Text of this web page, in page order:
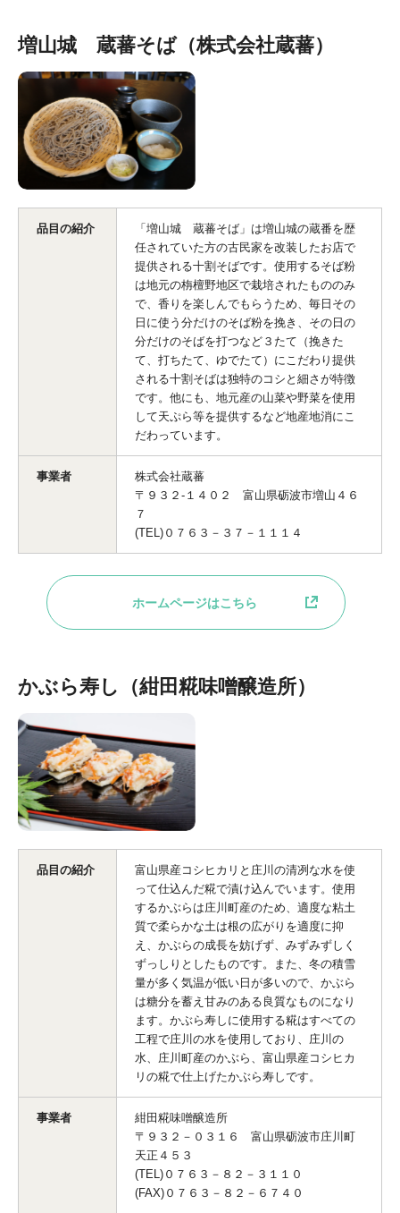
増山城 蔵蕃そば（株式会社蔵蕃）
品目の紹介
「増山城 蔵蕃そば」は増山城の蔵番を歴
任されていた方の古民家を改装したお店で
提供される十割そばです。使用するそば粉
は地元の栴檀野地区で栽培されたもののみ
で、香りを楽しんでもらうため、毎日その
日に使う分だけのそば粉を挽き、その日の
分だけのそばを打つなど３たて（挽きた
て、打ちたて、ゆでたて）にこだわり提供
される十割そばは独特のコシと細さが特徴
です。他にも、地元産の山菜や野菜を使用
して天ぷら等を提供するなど地産地消にこ
だわっています。
事業者
株式会社蔵蕃
〒９３２-１４０２ 富山県砺波市増山４６
７
(TEL)０７６３－３７－１１１４
ホームページはこちら
かぶら寿し（紺田糀味噌醸造所）
品目の紹介
富山県産コシヒカリと庄川の清冽な水を使
って仕込んだ糀で漬け込んでいます。使用
するかぶらは庄川町産のため、適度な粘土
質で柔らかな土は根の広がりを適度に抑
え、かぶらの成長を妨げず、みずみずしく
ずっしりとしたものです。また、冬の積雪
量が多く気温が低い日が多いので、かぶら
は糖分を蓄え甘みのある良質なものになり
ます。かぶら寿しに使用する糀はすべての
工程で庄川の水を使用しており、庄川の
水、庄川町産のかぶら、富山県産コシヒカ
リの糀で仕上げたかぶら寿しです。
事業者
紺田糀味噌醸造所
〒９３２－０３１６ 富山県砺波市庄川町
天正４５３
(TEL)０７６３－８２－３１１０
(FAX)０７６３－８２－６７４０